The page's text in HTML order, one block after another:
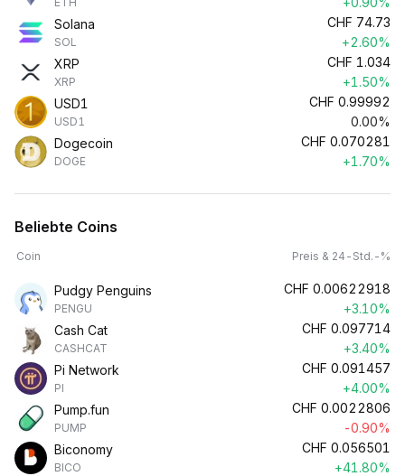
Solana
SOL
CHF 74.73
+2.60%
XRP
XRP
CHF 1.034
+1.50%
USD1
USD1
CHF 0.99992
0.00%
Dogecoin
DOGE
CHF 0.070281
+1.70%
Beliebte Coins
Coin Preis & 24-Std.-%
Pudgy Penguins
PENGU
CHF 0.00622918
+3.10%
Cash Cat
CASHCAT
CHF 0.097714
+3.40%
Pi Network
PI
CHF 0.091457
+4.00%
Pump.fun
PUMP
CHF 0.0022806
-0.90%
Biconomy
BICO
CHF 0.056501
+41.80%